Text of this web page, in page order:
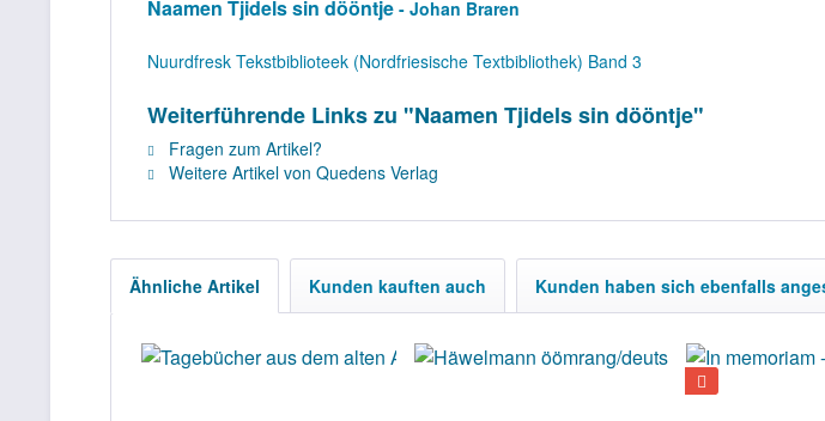
Naamen Tjidels sin dööntje - Johan Braren
Nuurdfresk Tekstbiblioteek (Nordfriesische Textbibliothek) Band 3
Weiterführende Links zu "Naamen Tjidels sin dööntje"
Fragen zum Artikel?
Weitere Artikel von Quedens Verlag
Ähnliche Artikel Kunden kauften auch Kunden haben sich ebenfalls